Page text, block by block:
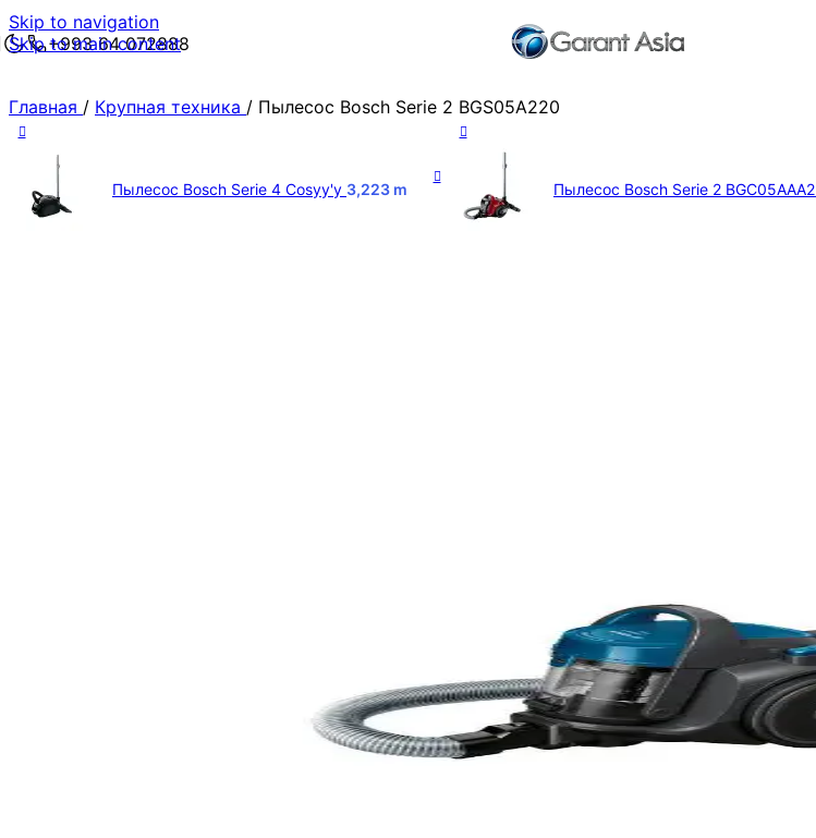
Skip to navigation
Skip to main content
+993 64 072888
Главная / Крупная техника / Пылесос Bosch Serie 2 BGS05A220
Пылесос Bosch Serie 4 Cosyy'y 3,223 m Пылесос Bosch Serie 2 BGC05AAA2